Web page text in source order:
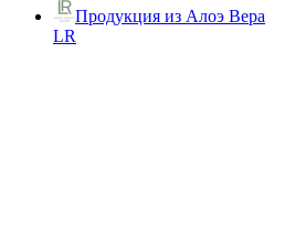
Продукция из Алоэ Вера
LR